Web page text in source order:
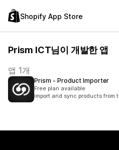
Shopify App Store
Prism ICT님이 개발한 앱
앱 1개
Prism ‑ Product Importer
Free plan available
Import and sync products from